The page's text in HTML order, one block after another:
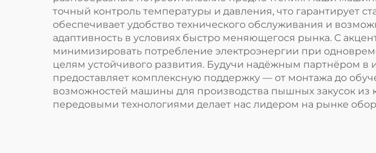
точный контроль температуры и давления, что гарантирует
обеспечивает удобство технического обслуживания и
адаптивность в условиях быстро меняющегося рынка. С
минимизировать потребление электроэнергии при
целям устойчивого развития. Будучи надёжным партнёром
предоставляет комплексную поддержку — от монтажа до
возможностей машины для производства пышных закусок из
передовыми технологиями делает нас лидером на рынке